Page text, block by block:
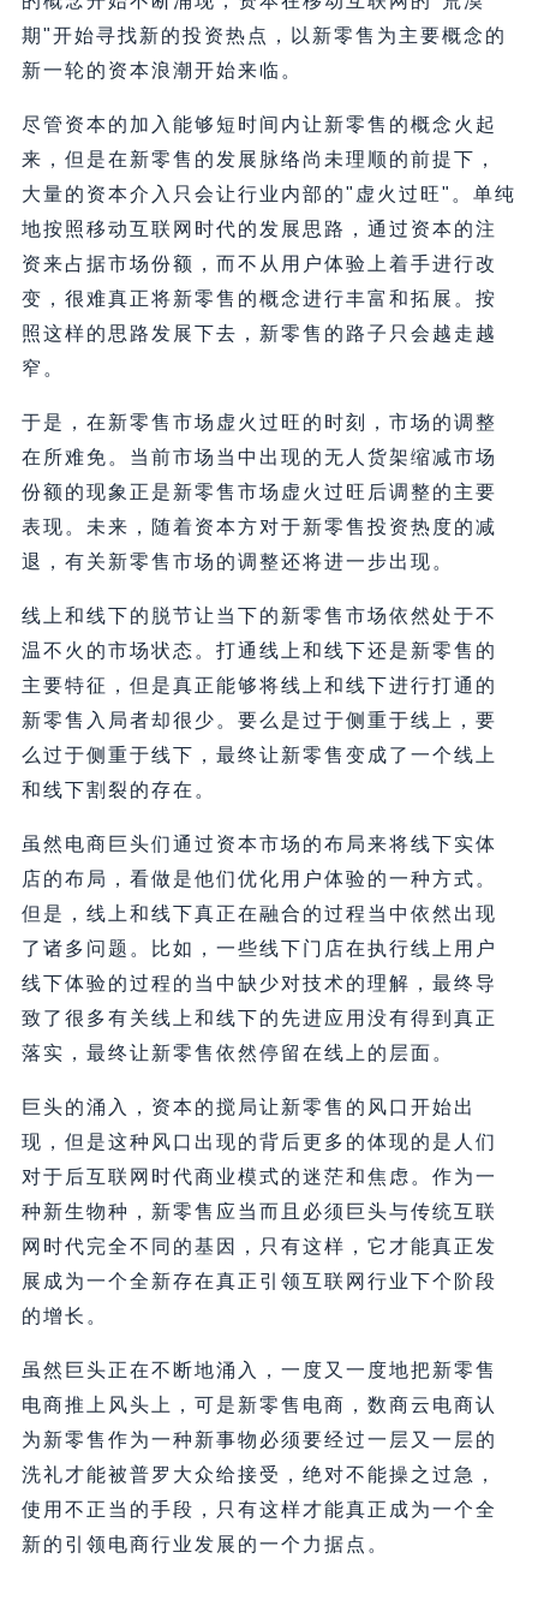
期"开始寻找新的投资热点，以新零售为主要概念的
新一轮的资本浪潮开始来临。
尽管资本的加入能够短时间内让新零售的概念火起
来，但是在新零售的发展脉络尚未理顺的前提下，
大量的资本介入只会让行业内部的"虚火过旺"。单纯
地按照移动互联网时代的发展思路，通过资本的注
资来占据市场份额，而不从用户体验上着手进行改
变，很难真正将新零售的概念进行丰富和拓展。按
照这样的思路发展下去，新零售的路子只会越走越
窄。
于是，在新零售市场虚火过旺的时刻，市场的调整
在所难免。当前市场当中出现的无人货架缩减市场
份额的现象正是新零售市场虚火过旺后调整的主要
表现。未来，随着资本方对于新零售投资热度的减
退，有关新零售市场的调整还将进一步出现。
线上和线下的脱节让当下的新零售市场依然处于不
温不火的市场状态。打通线上和线下还是新零售的
主要特征，但是真正能够将线上和线下进行打通的
新零售入局者却很少。要么是过于侧重于线上，要
么过于侧重于线下，最终让新零售变成了一个线上
和线下割裂的存在。
虽然电商巨头们通过资本市场的布局来将线下实体
店的布局，看做是他们优化用户体验的一种方式。
但是，线上和线下真正在融合的过程当中依然出现
了诸多问题。比如，一些线下门店在执行线上用户
线下体验的过程的当中缺少对技术的理解，最终导
致了很多有关线上和线下的先进应用没有得到真正
落实，最终让新零售依然停留在线上的层面。
巨头的涌入，资本的搅局让新零售的风口开始出
现，但是这种风口出现的背后更多的体现的是人们
对于后互联网时代商业模式的迷茫和焦虑。作为一
种新生物种，新零售应当而且必须巨头与传统互联
网时代完全不同的基因，只有这样，它才能真正发
展成为一个全新存在真正引领互联网行业下个阶段
的增长。
虽然巨头正在不断地涌入，一度又一度地把新零售
电商推上风头上，可是新零售电商，数商云电商认
为新零售作为一种新事物必须要经过一层又一层的
洗礼才能被普罗大众给接受，绝对不能操之过急，
使用不正当的手段，只有这样才能真正成为一个全
新的引领电商行业发展的一个力据点。